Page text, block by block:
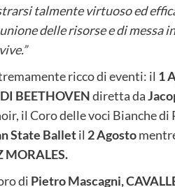
talmente virtuoso ed
delle risorse e di messa
ricco di eventi: il 1
BEETHOVENdiretta da
il Coro delle voci Bianche
State Balletil 2 Agosto
MORALES.
di Pietro Mascagni,